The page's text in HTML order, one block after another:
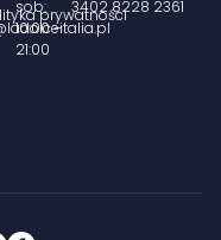
sob:
10:00 –
21:00
3402 8228 2361
prywatności